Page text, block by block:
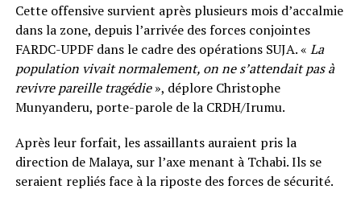
Cette offensive survient après plusieurs mois d’accalmie
dans la zone, depuis l’arrivée des forces conjointes
FARDC-UPDF dans le cadre des opérations SUJA. « La
population vivait normalement, on ne s’attendait pas à
revivre pareille tragédie», déplore Christophe
Munyanderu, porte-parole de la CRDH/Irumu.
Après leur forfait, les assaillants auraient pris la
direction de Malaya, sur l’axe menant à Tchabi. Ils se
seraient repliés face à la riposte des forces de sécurité.